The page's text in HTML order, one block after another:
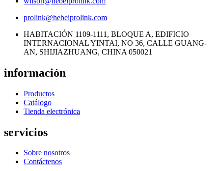
prolink@hebeiprolink.com
HABITACIÓN 1109-1111, BLOQUE A, EDIFICIO
INTERNACIONAL YINTAI, NO 36, CALLE GUANG-
AN, SHIJIAZHUANG, CHINA 050021
información
Productos
Catálogo
Tienda electrónica
servicios
Sobre nosotros
Contáctenos